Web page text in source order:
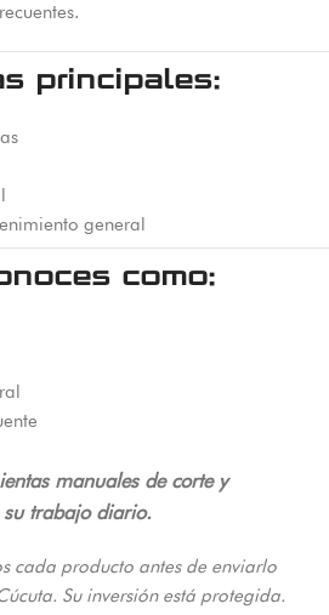
principales:
general
como:
manuales de corte y
trabajo diario.
cada producto antes de enviarlo
Su inversión está protegida.